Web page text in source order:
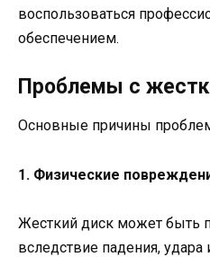
воспользоваться
обеспечением.
Проблемы с
Основные причины
1. Физические
Жесткий диск может быть
вследствие падения, удара